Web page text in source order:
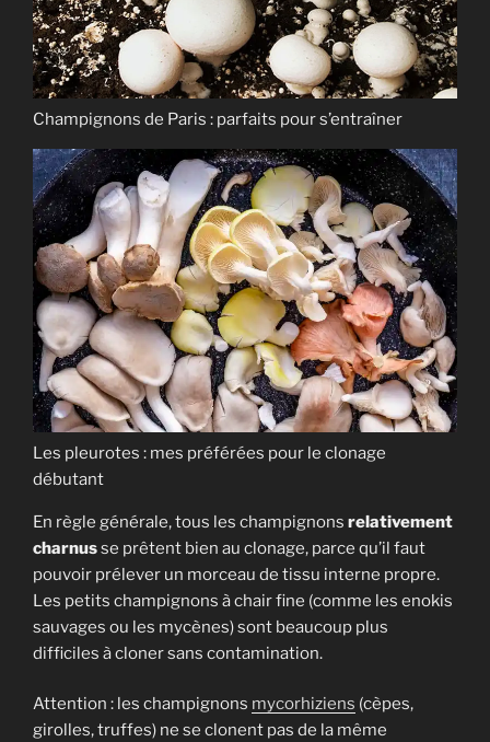
Champignons de Paris : parfaits pour s’entraîner
Les pleurotes : mes préférées pour le clonage
débutant
En règle générale, tous les champignons relativement
charnusse prêtent bien au clonage, parce qu’il faut
pouvoir prélever un morceau de tissu interne propre.
Les petits champignons à chair fine (comme les enokis
sauvages ou les mycènes) sont beaucoup plus
difficiles à cloner sans contamination.
Attention : les champignons mycorhiziens (cèpes,
girolles, truffes) ne se clonent pas de la même